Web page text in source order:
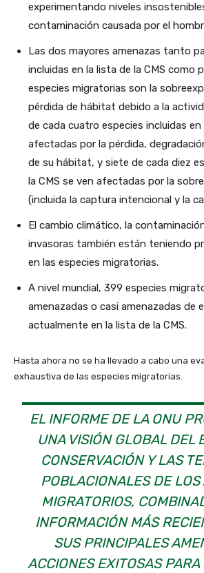
experimentando niveles
contaminación causada por el
Las dos mayores amenazas tanto
incluidas en la lista de la CMS como
especies migratorias son la
pérdida de hábitat debido a la
de cada cuatro especies incluidas en
afectadas por la pérdida,
de su hábitat, y siete de cada diez
la CMS se ven afectadas por la
(incluida la captura intencional y la
El cambio climático, la
invasoras también están teniendo
en las especies migratorias.
A nivel mundial, 399 especies
amenazadas o casi amenazadas de
actualmente en la lista de la CMS.
Hasta ahora no se ha llevado a cabo una
exhaustiva de las especies migratorias.
EL INFORME DE LA ONU
UNA VISIÓN GLOBAL DEL
CONSERVACIÓN Y LAS
POBLACIONALES DE
MIGRATORIOS,
INFORMACIÓN MÁS
SUS PRINCIPALES
ACCIONES EXITOSAS PARA